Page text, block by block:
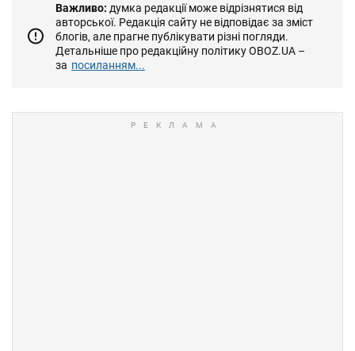
Важливо: думка редакції може відрізнятися від
авторської. Редакція сайту не відповідає за зміст
блогів, але прагне публікувати різні погляди.
Детальніше про редакційну політику OBOZ.UA –
за посиланням...